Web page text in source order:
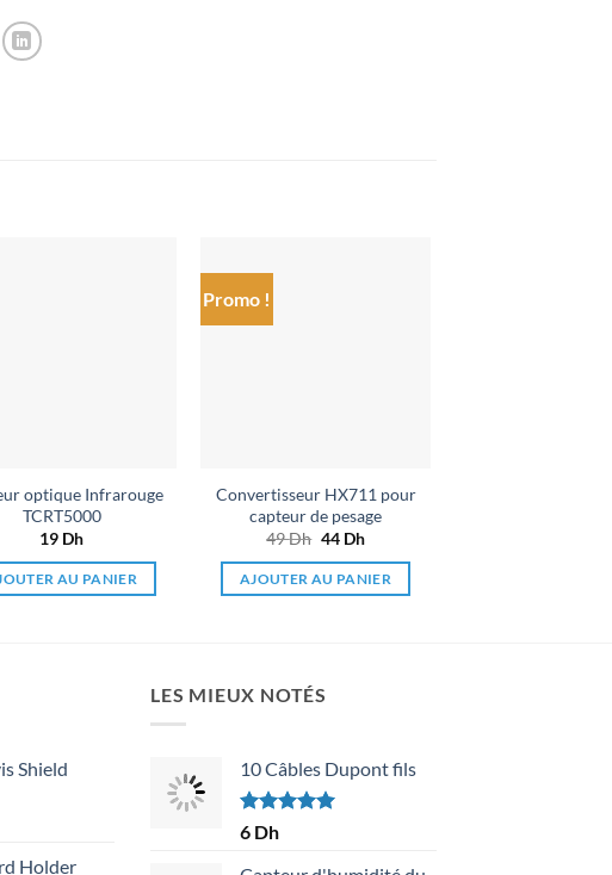
optique Infrarouge
TCRT5000
19 Dh
AU PANIER
Promo !
Convertisseur HX711 pour
capteur de pesage
49Dh Le
initial
était :
44 DhLe
actuel
est :
AJOUTER AU PANIER
Shield
Holder
LES MIEUX NOTÉS
10 Câbles Dupont fils
Note
6 Dh